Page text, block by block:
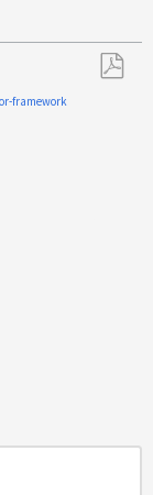
framework